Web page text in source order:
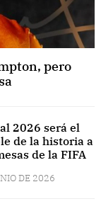
pero
2026 será el
de la historia a
de la FIFA
DE 2026